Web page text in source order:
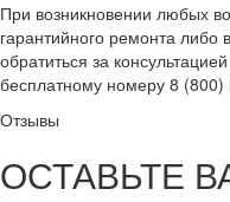
При возникновении любых
гарантийного ремонта либо
обратиться за
бесплатному номеру 8
Отзывы
ОСТАВЬТЕ